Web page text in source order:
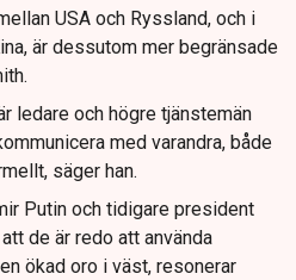
USA och Ryssland, och i
är dessutom mer begränsade
ledare och högre tjänstemän
med varandra, både
säger han.
Putin och tidigare president
de är redo att använda
ökad oro i väst, resonerar